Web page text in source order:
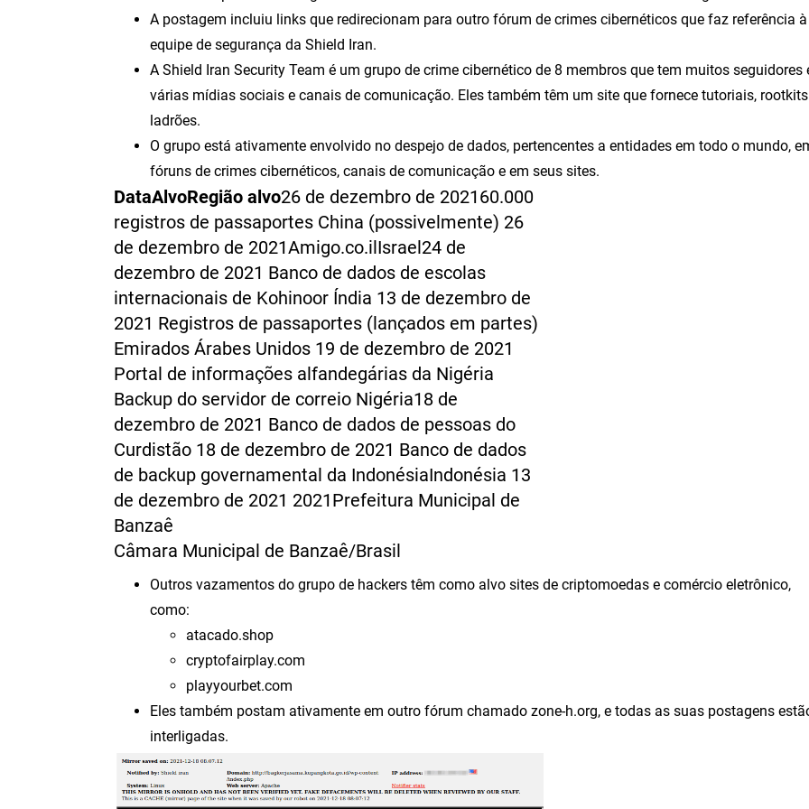
A postagem incluiu links que redirecionam para outro fórum de crimes cibernéticos que faz referência à
equipe de segurança da Shield Iran.
A Shield Iran Security Team é um grupo de crime cibernético de 8 membros que tem muitos seguidores
várias mídias sociais e canais de comunicação. Eles também têm um site que fornece tutoriais,
ladrões.
O grupo está ativamente envolvido no despejo de dados, pertencentes a entidades em todo o mundo,
fóruns de crimes cibernéticos, canais de comunicação e em seus sites.
DataAlvoRegião alvo26 de dezembro de 202160.000
registros de passaportes China (possivelmente) 26
de dezembro de 2021Amigo.co.ilIsrael24 de
dezembro de 2021 Banco de dados de escolas
internacionais de Kohinoor Índia 13 de dezembro de
2021 Registros de passaportes (lançados em partes)
Emirados Árabes Unidos 19 de dezembro de 2021
Portal de informações alfandegárias da Nigéria
Backup do servidor de correio Nigéria18 de
dezembro de 2021 Banco de dados de pessoas do
Curdistão 18 de dezembro de 2021 Banco de dados
de backup governamental da IndonésiaIndonésia 13
de dezembro de 2021 2021Prefeitura Municipal de
Banzaê
Câmara Municipal de Banzaê/Brasil
Outros vazamentos do grupo de hackers têm como alvo sites de criptomoedas e comércio eletrônico,
como:
atacado.shop
cryptofairplay.com
playyourbet.com
Eles também postam ativamente em outro fórum chamado zone-h.org, e todas as suas postagens
interligadas.